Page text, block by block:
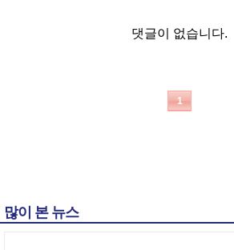
댓글이 없습니다.
1
많이 본 뉴스